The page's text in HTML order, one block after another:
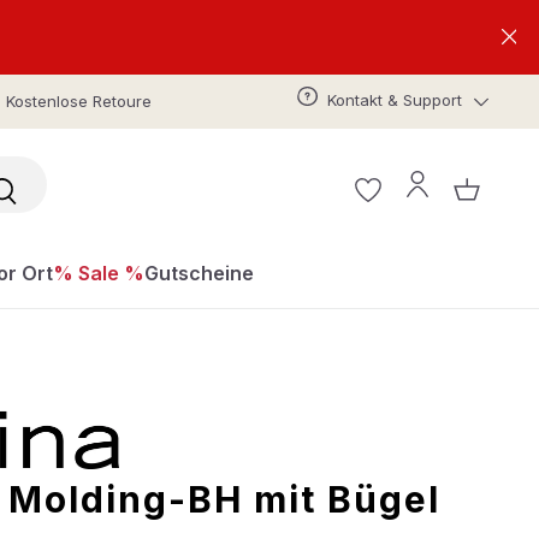
Kostenlose Retoure Kontakt & Support
Ort% Sale %Gutscheine
Molding-BH mit Bügel